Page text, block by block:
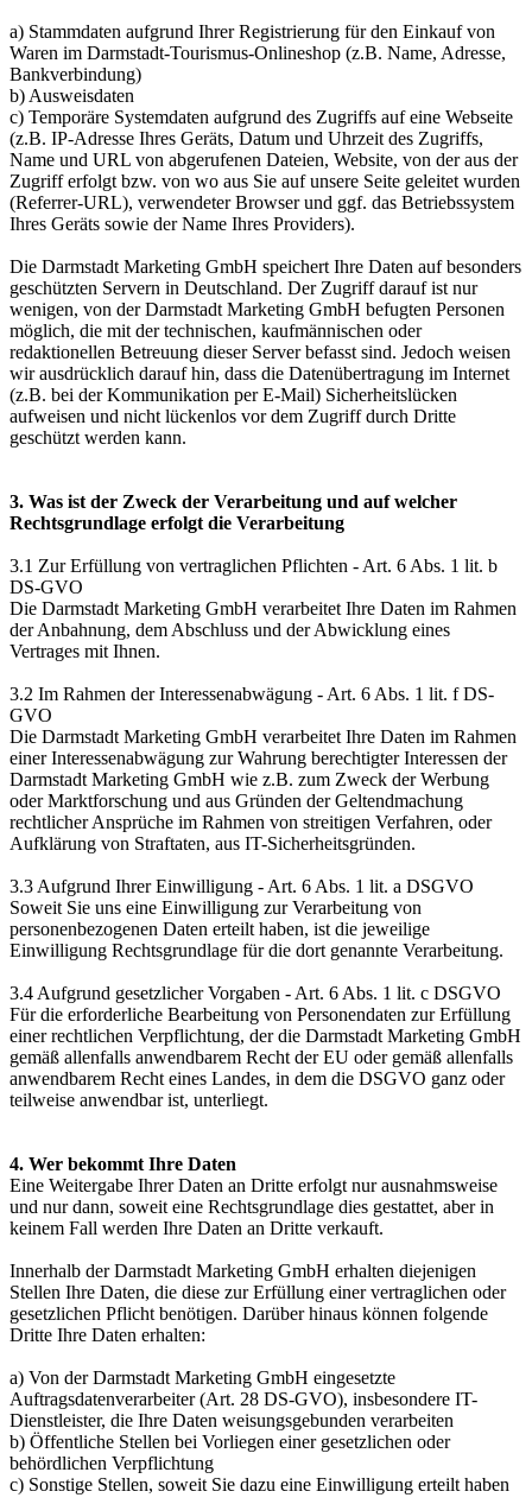
a) Stammdaten aufgrund Ihrer Registrierung für den Einkauf von
Waren im Darmstadt-Tourismus-Onlineshop (z.B. Name, Adresse,
Bankverbindung)
b) Ausweisdaten
c) Temporäre Systemdaten aufgrund des Zugriffs auf eine Webseite
(z.B. IP-Adresse Ihres Geräts, Datum und Uhrzeit des Zugriffs,
Name und URL von abgerufenen Dateien, Website, von der aus der
Zugriff erfolgt bzw. von wo aus Sie auf unsere Seite geleitet wurden
(Referrer-URL), verwendeter Browser und ggf. das Betriebssystem
Ihres Geräts sowie der Name Ihres Providers).
Die Darmstadt Marketing GmbH speichert Ihre Daten auf besonders
geschützten Servern in Deutschland. Der Zugriff darauf ist nur
wenigen, von der Darmstadt Marketing GmbH befugten Personen
möglich, die mit der technischen, kaufmännischen oder
redaktionellen Betreuung dieser Server befasst sind. Jedoch weisen
wir ausdrücklich darauf hin, dass die Datenübertragung im Internet
(z.B. bei der Kommunikation per E-Mail) Sicherheitslücken
aufweisen und nicht lückenlos vor dem Zugriff durch Dritte
geschützt werden kann.
3. Was ist der Zweck der Verarbeitung und auf welcher
Rechtsgrundlage erfolgt die Verarbeitung
3.1 Zur Erfüllung von vertraglichen Pflichten - Art. 6 Abs. 1 lit. b
DS-GVO
Die Darmstadt Marketing GmbH verarbeitet Ihre Daten im Rahmen
der Anbahnung, dem Abschluss und der Abwicklung eines
Vertrages mit Ihnen.
3.2 Im Rahmen der Interessenabwägung - Art. 6 Abs. 1 lit. f DS-
GVO
Die Darmstadt Marketing GmbH verarbeitet Ihre Daten im Rahmen
einer Interessenabwägung zur Wahrung berechtigter Interessen der
Darmstadt Marketing GmbH wie z.B. zum Zweck der Werbung
oder Marktforschung und aus Gründen der Geltendmachung
rechtlicher Ansprüche im Rahmen von streitigen Verfahren, oder
Aufklärung von Straftaten, aus IT-Sicherheitsgründen.
3.3 Aufgrund Ihrer Einwilligung - Art. 6 Abs. 1 lit. a DSGVO
Soweit Sie uns eine Einwilligung zur Verarbeitung von
personenbezogenen Daten erteilt haben, ist die jeweilige
Einwilligung Rechtsgrundlage für die dort genannte Verarbeitung.
3.4 Aufgrund gesetzlicher Vorgaben - Art. 6 Abs. 1 lit. c DSGVO
Für die erforderliche Bearbeitung von Personendaten zur Erfüllung
einer rechtlichen Verpflichtung, der die Darmstadt Marketing GmbH
gemäß allenfalls anwendbarem Recht der EU oder gemäß allenfalls
anwendbarem Recht eines Landes, in dem die DSGVO ganz oder
teilweise anwendbar ist, unterliegt.
4. Wer bekommt Ihre Daten
Eine Weitergabe Ihrer Daten an Dritte erfolgt nur ausnahmsweise
und nur dann, soweit eine Rechtsgrundlage dies gestattet, aber in
keinem Fall werden Ihre Daten an Dritte verkauft.
Innerhalb der Darmstadt Marketing GmbH erhalten diejenigen
Stellen Ihre Daten, die diese zur Erfüllung einer vertraglichen oder
gesetzlichen Pflicht benötigen. Darüber hinaus können folgende
Dritte Ihre Daten erhalten:
a) Von der Darmstadt Marketing GmbH eingesetzte
Auftragsdatenverarbeiter (Art. 28 DS-GVO), insbesondere IT-
Dienstleister, die Ihre Daten weisungsgebunden verarbeiten
b) Öffentliche Stellen bei Vorliegen einer gesetzlichen oder
behördlichen Verpflichtung
c) Sonstige Stellen, soweit Sie dazu eine Einwilligung erteilt haben